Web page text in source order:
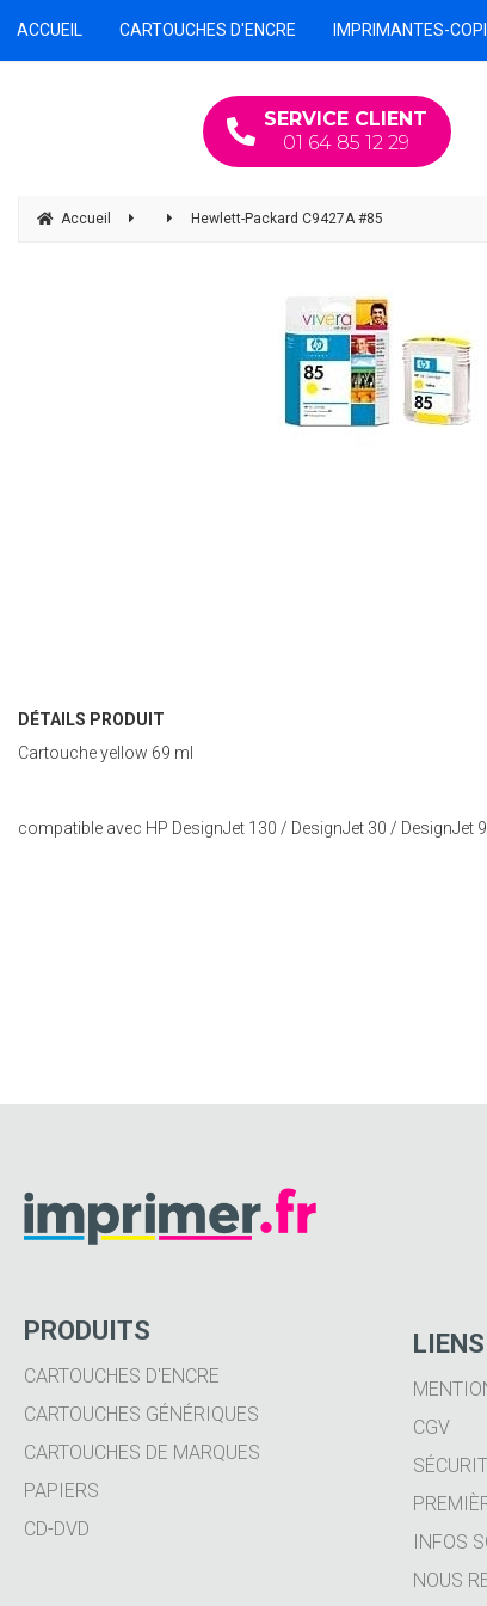
SERVICE CLIENT
01 64 85 12 29
ACCUEIL CARTOUCHES D'ENCRE IMPRIMANTES-
Accueil Hewlett-Packard C9427A #85
DÉTAILS PRODUIT
Cartouche yellow 69 ml
compatible avec HP DesignJet 130 / DesignJet 30 / DesignJet
PRODUITS
CARTOUCHES D'ENCRE
CARTOUCHES GÉNÉRIQUES
CARTOUCHES DE MARQUES
PAPIERS
CD-DVD
CGV
INFOS
NOUS